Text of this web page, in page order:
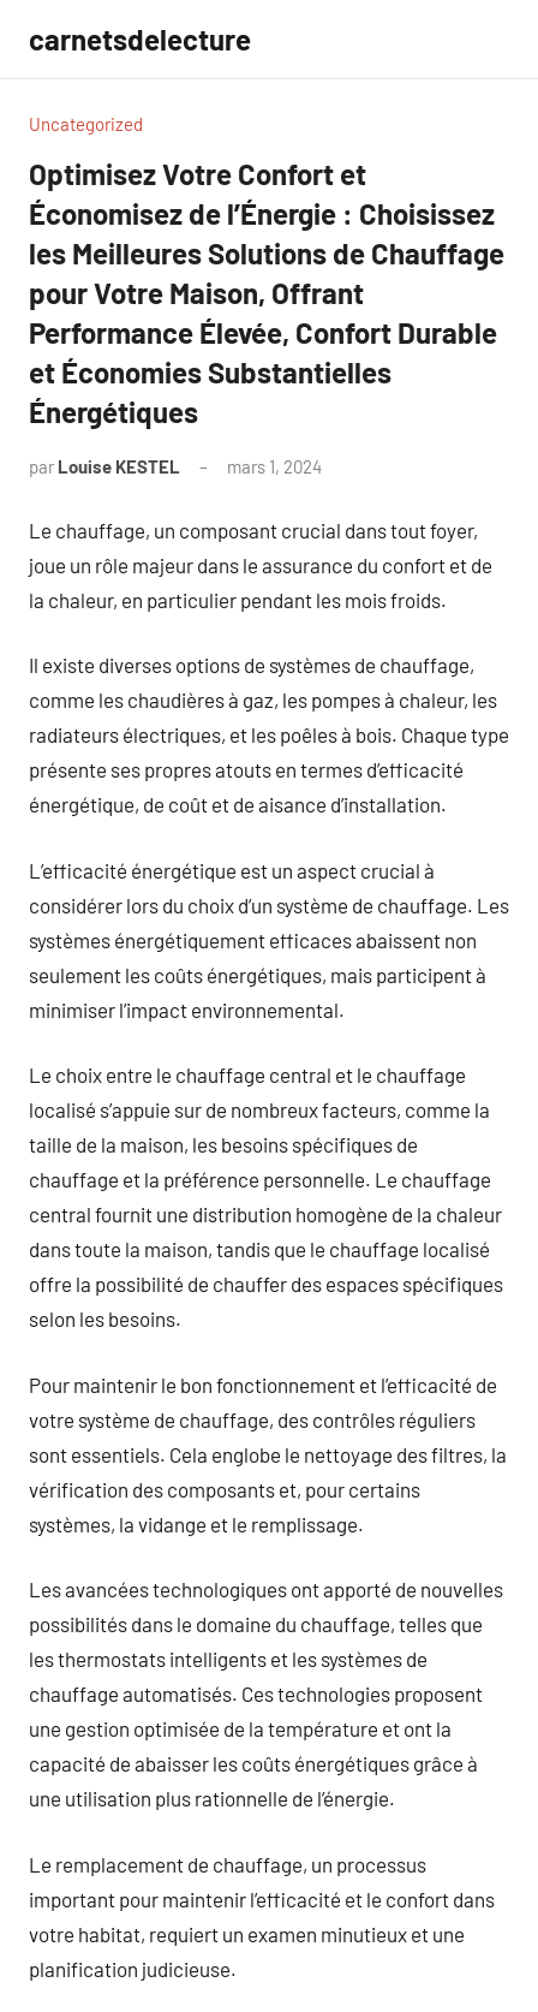
contenu
carnetsdelecture
Uncategorized
Optimisez Votre Confort et
Économisez de l’Énergie : Choisissez
les Meilleures Solutions de Chauffage
pour Votre Maison, Offrant
Performance Élevée, Confort Durable
et Économies Substantielles
Énergétiques
par Louise KESTEL mars 1, 2024
Le chauffage, un composant crucial dans tout foyer,
joue un rôle majeur dans le assurance du confort et de
la chaleur, en particulier pendant les mois froids.
Il existe diverses options de systèmes de chauffage,
comme les chaudières à gaz, les pompes à chaleur, les
radiateurs électriques, et les poêles à bois. Chaque type
présente ses propres atouts en termes d’efficacité
énergétique, de coût et de aisance d’installation.
L’efficacité énergétique est un aspect crucial à
considérer lors du choix d’un système de chauffage. Les
systèmes énergétiquement efficaces abaissent non
seulement les coûts énergétiques, mais participent à
minimiser l’impact environnemental.
Le choix entre le chauffage central et le chauffage
localisé s’appuie sur de nombreux facteurs, comme la
taille de la maison, les besoins spécifiques de
chauffage et la préférence personnelle. Le chauffage
central fournit une distribution homogène de la chaleur
dans toute la maison, tandis que le chauffage localisé
offre la possibilité de chauffer des espaces spécifiques
selon les besoins.
Pour maintenir le bon fonctionnement et l’efficacité de
votre système de chauffage, des contrôles réguliers
sont essentiels. Cela englobe le nettoyage des filtres, la
vérification des composants et, pour certains
systèmes, la vidange et le remplissage.
Les avancées technologiques ont apporté de nouvelles
possibilités dans le domaine du chauffage, telles que
les thermostats intelligents et les systèmes de
chauffage automatisés. Ces technologies proposent
une gestion optimisée de la température et ont la
capacité de abaisser les coûts énergétiques grâce à
une utilisation plus rationnelle de l’énergie.
Le remplacement de chauffage, un processus
important pour maintenir l’efficacité et le confort dans
votre habitat, requiert un examen minutieux et une
planification judicieuse.